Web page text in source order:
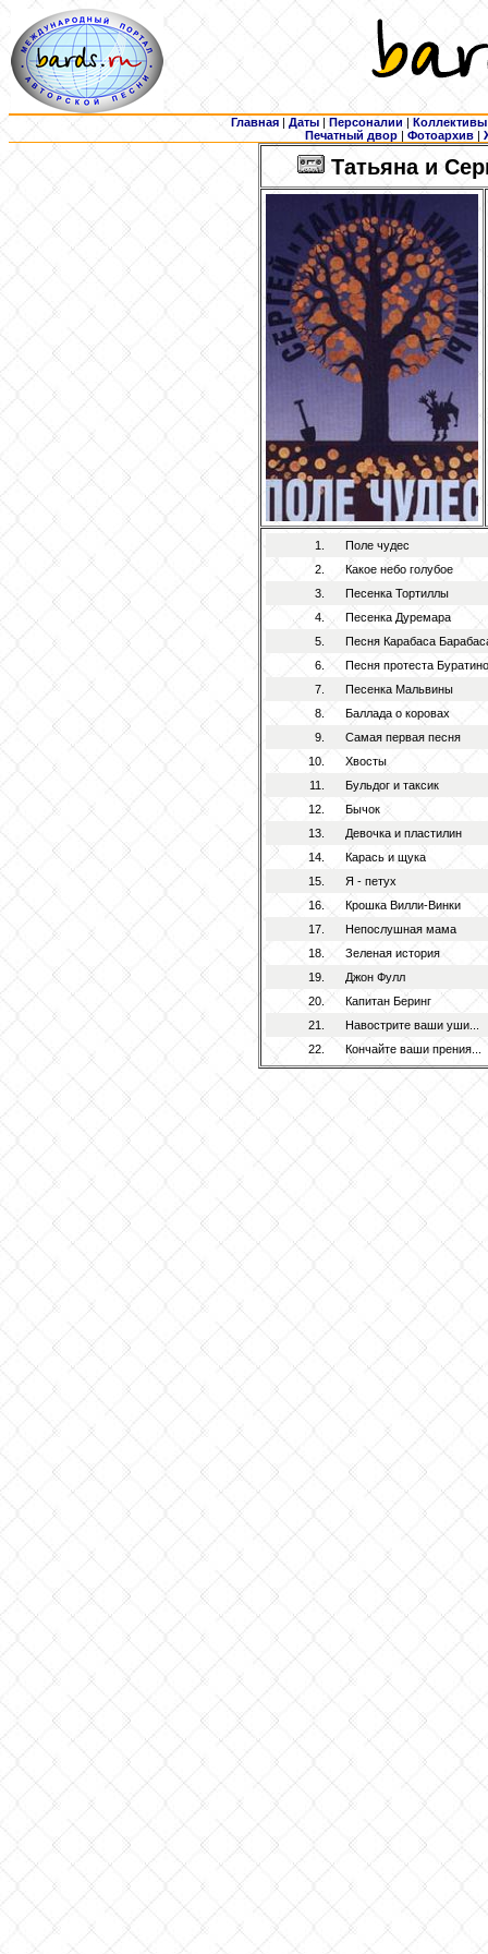
Главная | Даты | Персоналии | Коллективы
Печатный двор | Фотоархив |
Татьяна и
1.
Поле чудес
2.
Какое небо голубое
3.
Песенка Тортиллы
4.
Песенка Дуремара
5.
Песня Карабаса
6.
Песня протеста Буратино
7.
Песенка Мальвины
8.
Баллада о коровах
9.
Самая первая песня
10.
Хвосты
11.
Бульдог и таксик
12.
Бычок
13.
Девочка и пластилин
14.
Карась и щука
15.
Я - петух
16.
Крошка Вилли-Винки
17.
Непослушная мама
18.
Зеленая история
19.
Джон Фулл
20.
Капитан Беринг
21.
Навострите ваши уши...
22.
Кончайте ваши прения...